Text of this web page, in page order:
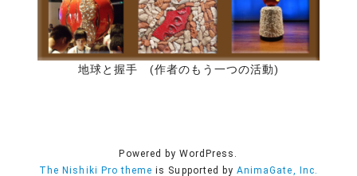
地球と握手 (作者のもう一つの活動)
Powered by WordPress.
The Nishiki Pro theme is Supported byAnimaGate, Inc.